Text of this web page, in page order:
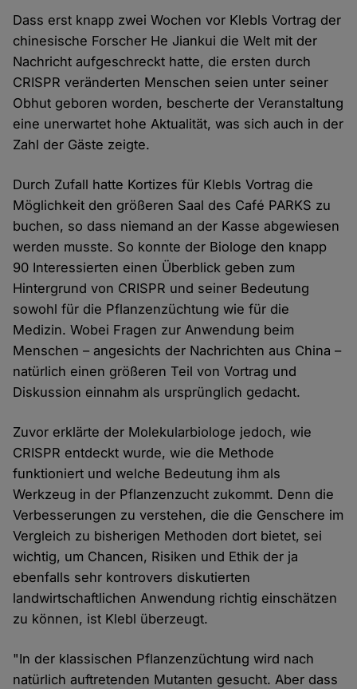
Dass erst knapp zwei Wochen vor Klebls Vortrag der
chinesische Forscher He Jiankui die Welt mit der
Nachricht aufgeschreckt hatte, die ersten durch
CRISPR veränderten Menschen seien unter seiner
Obhut geboren worden, bescherte der Veranstaltung
eine unerwartet hohe Aktualität, was sich auch in der
Zahl der Gäste zeigte.
Durch Zufall hatte Kortizes für Klebls Vortrag die
Möglichkeit den größeren Saal des Café PARKS zu
buchen, so dass niemand an der Kasse abgewiesen
werden musste. So konnte der Biologe den knapp
90 Interessierten einen Überblick geben zum
Hintergrund von CRISPR und seiner Bedeutung
sowohl für die Pflanzenzüchtung wie für die
Medizin. Wobei Fragen zur Anwendung beim
Menschen – angesichts der Nachrichten aus China –
natürlich einen größeren Teil von Vortrag und
Diskussion einnahm als ursprünglich gedacht.
Zuvor erklärte der Molekularbiologe jedoch, wie
CRISPR entdeckt wurde, wie die Methode
funktioniert und welche Bedeutung ihm als
Werkzeug in der Pflanzenzucht zukommt. Denn die
Verbesserungen zu verstehen, die die Genschere im
Vergleich zu bisherigen Methoden dort bietet, sei
wichtig, um Chancen, Risiken und Ethik der ja
ebenfalls sehr kontrovers diskutierten
landwirtschaftlichen Anwendung richtig einschätzen
zu können, ist Klebl überzeugt.
"In der klassischen Pflanzenzüchtung wird nach
natürlich auftretenden Mutanten gesucht. Aber dass